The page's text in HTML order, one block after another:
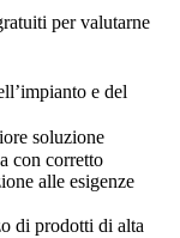
per valutarne
e del
soluzione
con corretto
alle esigenze
di prodotti di alta